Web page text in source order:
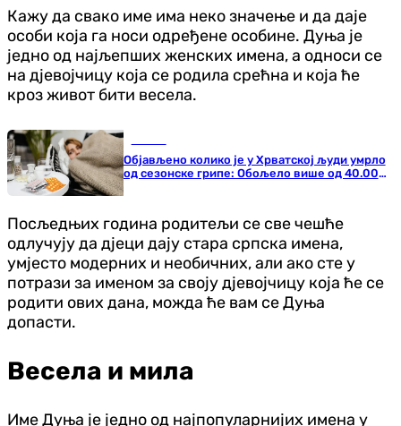
Кажу да свако име има неко значење и да даје
особи која га носи одређене особине. Дуња је
једно од најљепших женских имена, а односи се
на дјевојчицу која се родила срећна и која ће
кроз живот бити весела.
Објављено колико је у Хрватској људи умрло
од сезонске грипе: Обољело више од 40.000
Посљедњих година родитељи се све чешће
одлучују да дјеци дају стара српска имена,
умјесто модерних и необичних, али ако сте у
потрази за именом за своју дјевојчицу која ће се
родити ових дана, можда ће вам се Дуња
допасти.
Весела и мила
Име Дуња је једно од најпопуларнијих имена у